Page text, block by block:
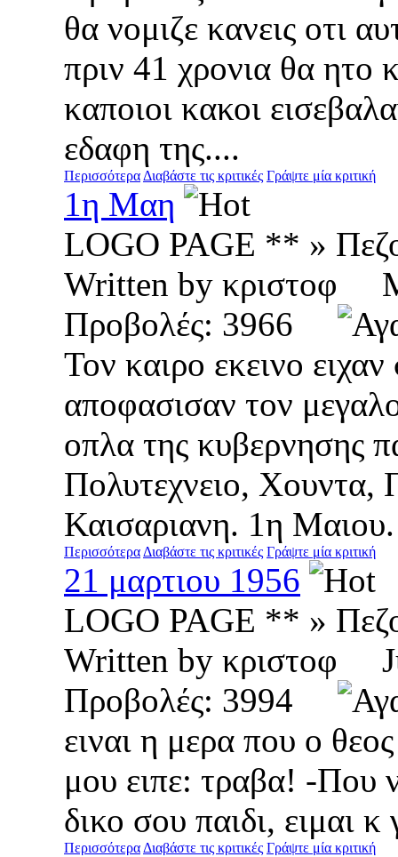
θα νομιζε κανεις οτι
πριν 41 χρονια θα ητο
καποιοι κακοι
εδαφη της....
Περισσότερα Διαβάστε τις κριτικές Γράψτε μία κριτική
1η Μαη
LOGO PAGE ** »
Written by κριστοφ
Προβολές: 3966
Τον καιρο εκεινο
αποφασισαν τον
οπλα της κυβερνησης
Πολυτεχνειο, Χουντα,
Καισαριανη. 1η
Περισσότερα Διαβάστε τις κριτικές Γράψτε μία κριτική
21 μαρτιου 1956
LOGO PAGE ** »
Written by κριστοφ
Προβολές: 3994
ειναι η μερα που ο
μου ειπε: τραβα! -Που
δικο σου παιδι, ειμαι
Περισσότερα Διαβάστε τις κριτικές Γράψτε μία κριτική